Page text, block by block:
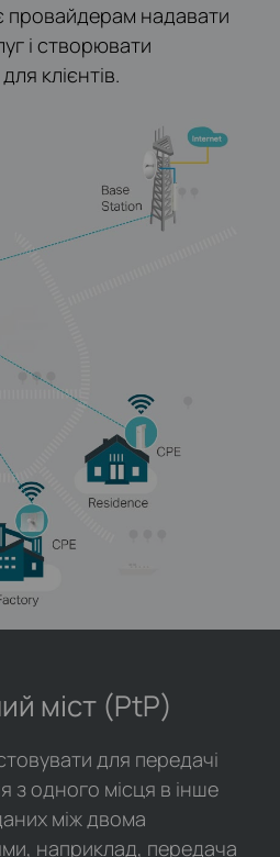
провайдерам надавати
і створювати
клієнтів.
міст (PtP)
для передачі
з одного місця в інше
між двома
наприклад, передача